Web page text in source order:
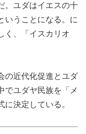
。ユダはイエスの十
いうことになる。に
く、「イスカリオ
の近代化促進とユダ
でユダヤ民族を「メ
決定している。